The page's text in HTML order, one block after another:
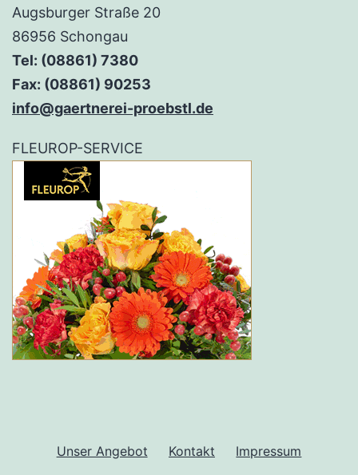
Augsburger Straße 20
86956 Schongau
Tel: (08861) 7380
Fax: (08861) 90253
info@gaertnerei-proebstl.de
FLEUROP-SERVICE
Unser Angebot Kontakt Impressum